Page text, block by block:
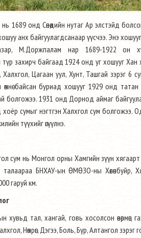
1689 онд Сөнөдийн нутаг Ар элстэйд
анх байгуулагдсанаар үүсчээ. Энэ
М.Доржпалам нар 1689-1922 он
захирч байгаад 1924 онд уг хошууг Хан
Цагаан уул, Хунт, Ташгай зэрэг 6
байсан буриад хошууг 1929 онд
болгожээ. 1931 онд Дорнод аймаг
сумыг нэгтгэн Халхгол сум болгожээ.
түүхийг өгүүлнэ.
сум нь Монгол орны Хамгийн зүүн
БНХАУ-ын ӨМӨЗО-ны Хөлөнбуйр,
гаруй км.
хувьд тал, хангай, говь хосолсон
Нөмрөг, Дэгээ, Боль, Бүр, Алтангол